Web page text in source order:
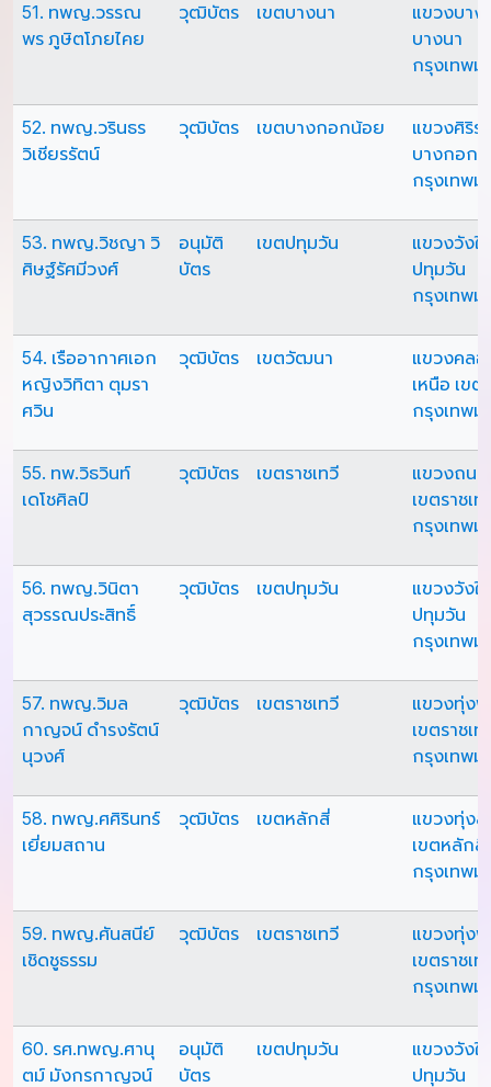
51. ทพญ.วรรณ
พร ภูษิตโภยไคย
วุฒิบัตร เขตบางนา
แขวงบาง
บางนา
กรุงเทพม
52. ทพญ.วรินธร
วิเชียรรัตน์
วุฒิบัตร เขตบางกอกน้อย
แขวงศิริร
บางกอก
กรุงเทพม
53. ทพญ.วิชญา วิ
ศิษฐ์รัศมีวงศ์
อนุมัติ
บัตร
เขตปทุมวัน
แขวงวังใ
ปทุมวัน
กรุงเทพม
54. เรืออากาศเอก
หญิงวิทิตา ตุมรา
ศวิน
วุฒิบัตร เขตวัฒนา
แขวงคล
เหนือ เข
กรุงเทพม
55. ทพ.วิธวินท์
เดโชศิลป์
วุฒิบัตร เขตราชเทวี
แขวงถน
เขตราชเท
กรุงเทพม
56. ทพญ.วินิตา
สุวรรณประสิทธิ์
วุฒิบัตร เขตปทุมวัน
แขวงวังใ
ปทุมวัน
กรุงเทพม
57. ทพญ.วิมล
กาญจน์ ดำรงรัตน์
นุวงศ์
วุฒิบัตร เขตราชเทวี
แขวงทุ่ง
เขตราชเท
กรุงเทพม
58. ทพญ.ศศิรินทร์
เยี่ยมสถาน
วุฒิบัตร เขตหลักสี่
แขวงทุ่ง
เขตหลักสี่
กรุงเทพม
59. ทพญ.ศันสนีย์
เชิดชูธรรม
วุฒิบัตร เขตราชเทวี
แขวงทุ่ง
เขตราชเท
กรุงเทพม
60. รศ.ทพญ.ศานุ
ตม์ มังกรกาญจน์
อนุมัติ
บัตร
เขตปทุมวัน
แขวงวังใ
ปทุมวัน